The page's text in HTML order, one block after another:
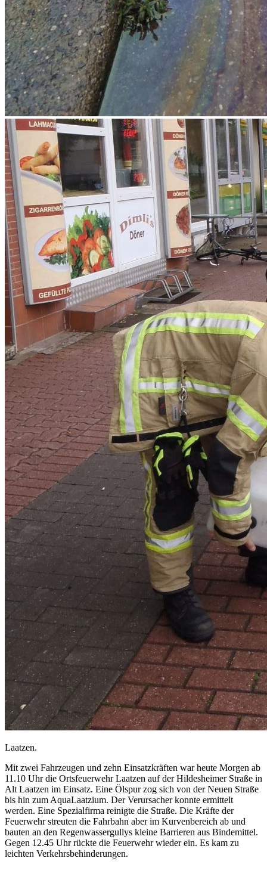
Laatzen.
Mit zwei Fahrzeugen und zehn Einsatzkräften war heute Morgen ab
11.10 Uhr die Ortsfeuerwehr Laatzen auf der Hildesheimer Straße in
Alt Laatzen im Einsatz. Eine Ölspur zog sich von der Neuen Straße
bis hin zum AquaLaatzium. Der Verursacher konnte ermittelt
werden. Eine Spezialfirma reinigte die Straße. Die Kräfte der
Feuerwehr streuten die Fahrbahn aber im Kurvenbereich ab und
bauten an den Regenwassergullys kleine Barrieren aus Bindemittel.
Gegen 12.45 Uhr rückte die Feuerwehr wieder ein. Es kam zu
leichten Verkehrsbehinderungen.